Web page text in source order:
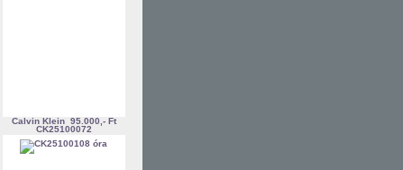
Calvin Klein 95.000,- Ft
CK25100072